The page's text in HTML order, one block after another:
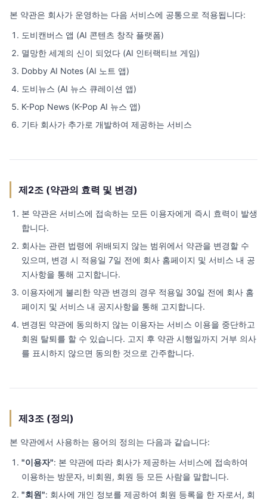
본 약관은 회사가 운영하는 다음 서비스에 공통으로 적용됩니다:
도비캔버스 앱 (AI 콘텐츠 창작 플랫폼)
멸망한 세계의 신이 되었다 (AI 인터랙티브 게임)
Dobby AI Notes (AI 노트 앱)
도비뉴스 (AI 뉴스 큐레이션 앱)
K-Pop News (K-Pop AI 뉴스 앱)
기타 회사가 추가로 개발하여 제공하는 서비스
제2조 (약관의 효력 및 변경)
본 약관은 서비스에 접속하는 모든 이용자에게 즉시 효력이 발생
합니다.
회사는 관련 법령에 위배되지 않는 범위에서 약관을 변경할 수
있으며, 변경 시 적용일 7일 전에 회사 홈페이지 및 서비스 내 공
지사항을 통해 고지합니다.
이용자에게 불리한 약관 변경의 경우 적용일 30일 전에 회사 홈
페이지 및 서비스 내 공지사항을 통해 고지합니다.
변경된 약관에 동의하지 않는 이용자는 서비스 이용을 중단하고
회원 탈퇴를 할 수 있습니다. 고지 후 약관 시행일까지 거부 의사
를 표시하지 않으면 동의한 것으로 간주합니다.
제3조 (정의)
본 약관에서 사용하는 용어의 정의는 다음과 같습니다:
"이용자": 본 약관에 따라 회사가 제공하는 서비스에 접속하여
이용하는 방문자, 비회원, 회원 등 모든 사람을 말합니다.
"회원": 회사에 개인 정보를 제공하여 회원 등록을 한 자로서, 회